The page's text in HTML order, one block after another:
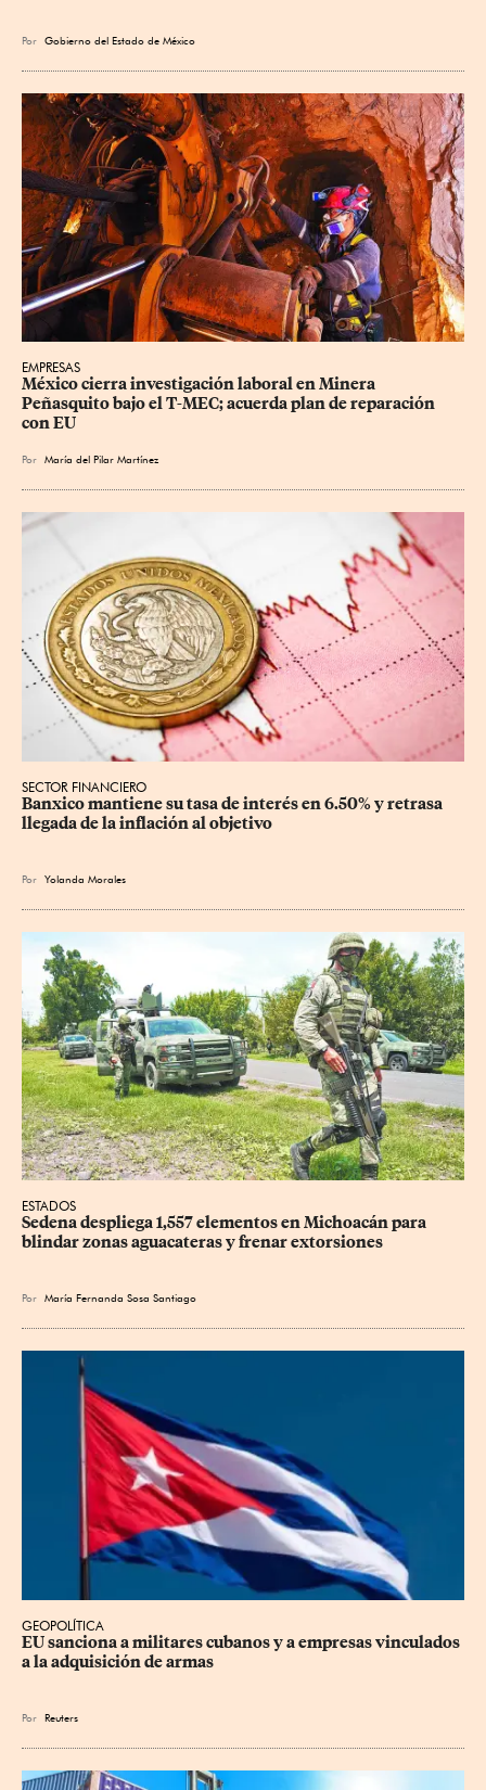
Por Gobierno del Estado de México
EMPRESAS
México cierra investigación laboral en Minera
Peñasquito bajo el T-MEC; acuerda plan de reparación
con EU
Por María del Pilar Martínez
SECTOR FINANCIERO
Banxico mantiene su tasa de interés en 6.50% y retrasa
llegada de la inflación al objetivo
Por Yolanda Morales
ESTADOS
Sedena despliega 1,557 elementos en Michoacán para
blindar zonas aguacateras y frenar extorsiones
Por María Fernanda Sosa Santiago
GEOPOLÍTICA
EU sanciona a militares cubanos y a empresas vinculados
a la adquisición de armas
Por Reuters